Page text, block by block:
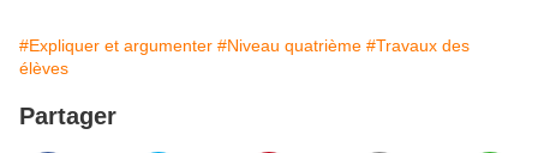
#Expliquer et argumenter #Niveau quatrième #Travaux des
élèves
Partager